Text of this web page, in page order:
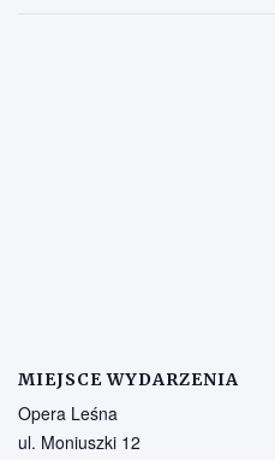
MIEJSCE WYDARZENIA
Opera Leśna
ul. Moniuszki 12